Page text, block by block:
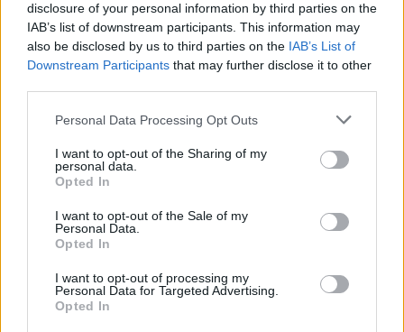
disclosure of your personal information by third parties on the
IAB’s list of downstream participants. This information may
also be disclosed by us to third parties on the IAB’s List of
Downstream Participants that may further disclose it to other
Personal Data Processing Opt Outs
I want to opt-out of the Sharing of my
personal data.
Opted In
I want to opt-out of the Sale of my
Personal Data.
Opted In
I want to opt-out of processing my
Personal Data for Targeted Advertising.
Opted In
La nova passarel·la entre Pla d’Empúries i
el Grau i la neteja del barranc de la Mina,
primeres escomeses del Pla de Barris
Societat
“Escòcia és un país de contradiccions:
DEIXA UNA RESPOSTA